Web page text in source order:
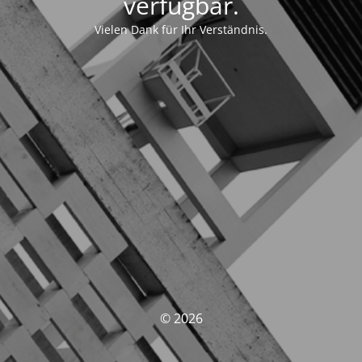
Vielen Dank für Ihr Verständnis.
© 2026